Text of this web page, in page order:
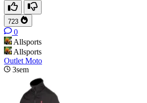
723
0
Allsports
Allsports
Outlet Moto
3sem